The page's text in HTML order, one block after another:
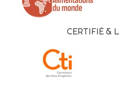
CERTIFIÉ &